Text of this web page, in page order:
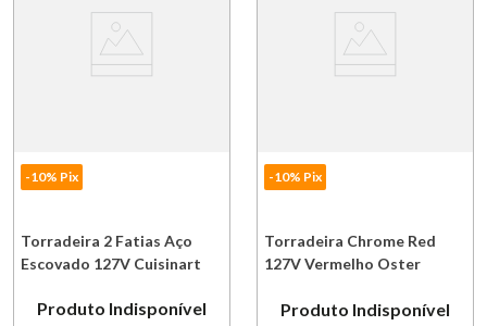
-10% Pix
Torradeira 2 Fatias Aço
Escovado 127V Cuisinart
Produto Indisponível
-10% Pix
Torradeira Chrome Red
127V Vermelho Oster
Produto Indisponível